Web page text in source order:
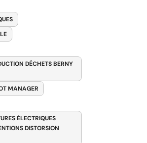
DÉCHETS BERNY
MANAGER
ÉLECTRIQUES
DISTORSION